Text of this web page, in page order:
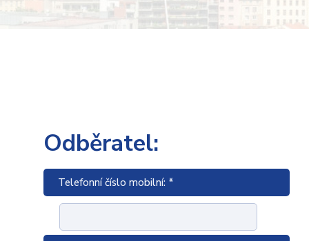
Odběratel:
Telefonní číslo mobilní: *